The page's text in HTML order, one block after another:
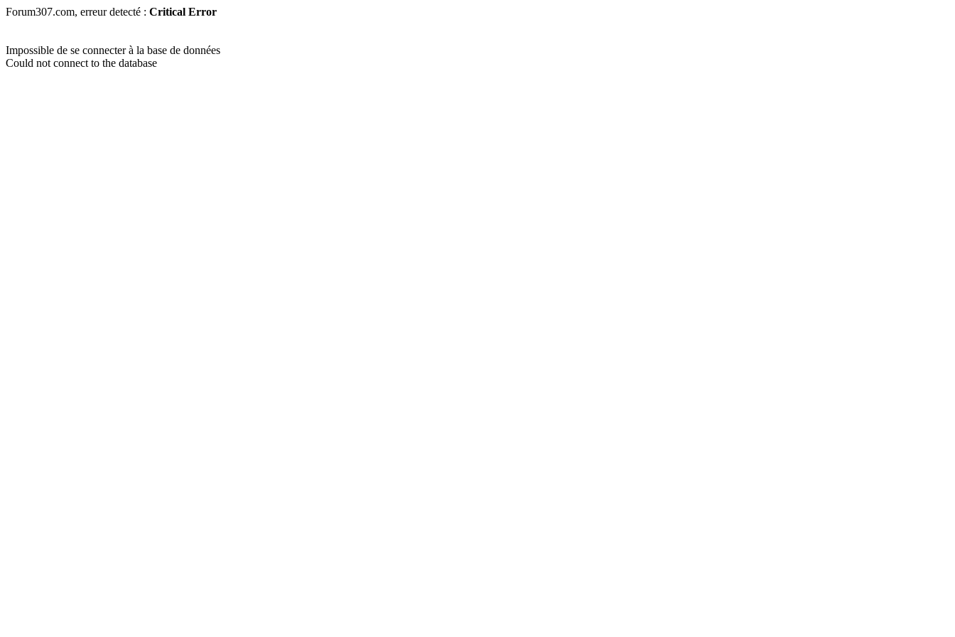
Forum307.com, erreur detecté : Critical Error
Impossible de se connecter à la base de données
Could not connect to the database